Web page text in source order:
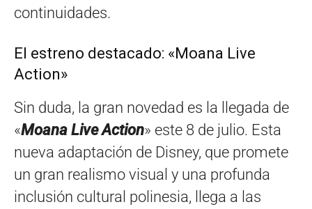
continuidades.
El estreno destacado: «Moana Live
Action»
Sin duda, la gran novedad es la llegada de
«Moana Live Action» este 8 de julio. Esta
nueva adaptación de Disney, que promete
un gran realismo visual y una profunda
inclusión cultural polinesia, llega a las